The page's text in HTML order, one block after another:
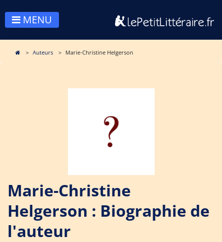
MENU
Auteurs Marie-Christine Helgerson
Marie-Christine
Helgerson : Biographie de
l'auteur